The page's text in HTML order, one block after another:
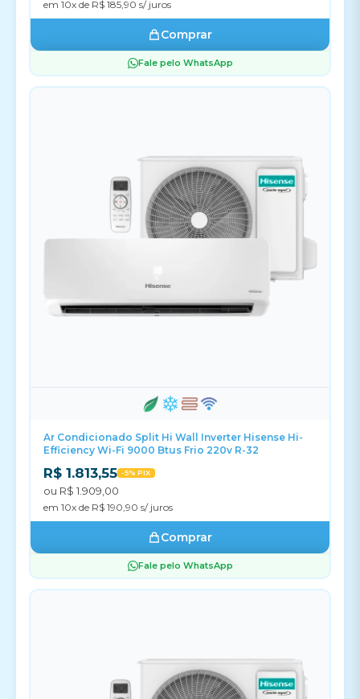
em 10x de R$ 185,90 s/ juros
Comprar
Fale pelo WhatsApp
Ar Condicionado Split Hi Wall Inverter Hisense Hi-
Efficiency Wi-Fi 9000 Btus Frio 220v R-32
R$ 1.813,55 -5% PIX
ou R$ 1.909,00
em 10x de R$ 190,90 s/ juros
Comprar
Fale pelo WhatsApp